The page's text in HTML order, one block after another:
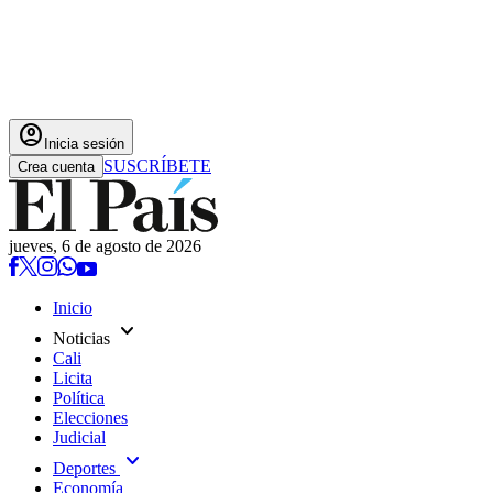
account_circle Inicia sesión
Crea cuenta SUSCRÍBETE
jueves, 6 de agosto de 2026
Inicio
Noticias expand_more
Cali
Licita
Política
Elecciones
Judicial
Deportes expand_more
Economía